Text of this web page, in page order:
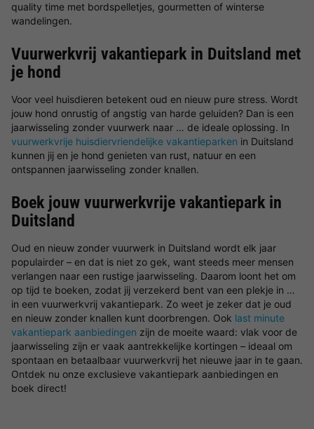
quality time met bordspelletjes, gourmetten of winterse
wandelingen.
Vuurwerkvrij vakantiepark in Duitsland met
je hond
Voor veel huisdieren betekent oud en nieuw pure stress. Wordt
jouw hond onrustig of angstig van harde geluiden? Dan is een
jaarwisseling zonder vuurwerk naar … de ideale oplossing. In
vuurwerkvrije huisdiervriendelijke vakantieparken in Duitsland
kunnen jij en je hond genieten van rust, natuur en een
ontspannen jaarwisseling zonder knallen.
Boek jouw vuurwerkvrije vakantiepark in
Duitsland
Oud en nieuw zonder vuurwerk in Duitsland wordt elk jaar
populairder – en dat is niet zo gek, want steeds meer mensen
verlangen naar een rustige jaarwisseling. Daarom loont het om
op tijd te boeken, zodat jij verzekerd bent van een plekje in …
in een vuurwerkvrij vakantiepark. Zo weet je zeker dat je oud
en nieuw zonder knallen kunt doorbrengen. Ook last minute
vakantiepark aanbiedingen zijn de moeite waard: vlak voor de
jaarwisseling zijn er vaak aantrekkelijke kortingen – ideaal om
spontaan en betaalbaar vuurwerkvrij het nieuwe jaar in te gaan.
Ontdek nu onze exclusieve vakantiepark aanbiedingen en
boek direct!